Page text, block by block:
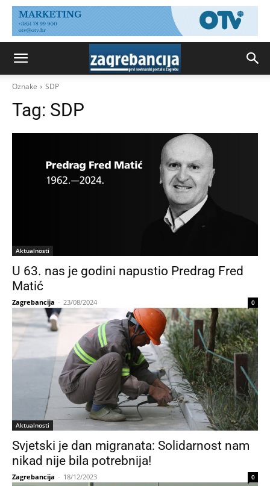
Oznake SDP
Tag: SDP
Aktualnosti
U 63. nas je godini napustio Predrag Fred
Matić
Zagrebancija - 23/08/2024 0
Aktualnosti
Svjetski je dan migranata: Solidarnost nam
nikad nije bila potrebnija!
Zagrebancija - 18/12/2023 0